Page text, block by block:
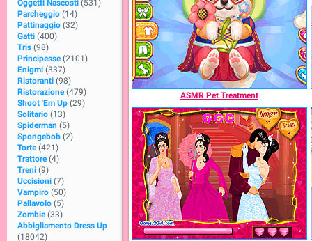
Oggetti Nascosti (531)
Parcheggio (14)
Pattinaggio (32)
Gatti (400)
Tris (98)
Principesse (2101)
Enigmi (337)
Ristoranti (98)
Ristorazione (479)
Shoot 'Em Up (29)
Solitario (13)
Spiderman (5)
Spongebob (2)
Torte (421)
Trattore (4)
Treni (9)
Uccisioni (7)
Vampiro (50)
Pallavolo (5)
Zombie (33)
Abbigliamento Dress Up
(18042)
ASMR Pet Treatment